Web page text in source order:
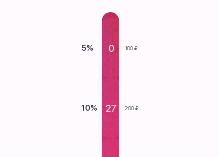
0
5% 100 ₽
27
10% 200 ₽